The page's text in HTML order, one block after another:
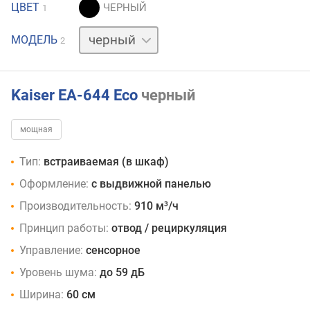
ЦВЕТ 1
МОДЕЛЬ 2
белый
Kaiser EA-644 Eco черный
мощная
Тип: встраиваемая (в шкаф)
Оформление: с выдвижной панелью
Производительность: 910 м³/ч
Принцип работы: отвод / рециркуляция
Управление: сенсорное
Уровень шума: до 59 дБ
Ширина: 60 см